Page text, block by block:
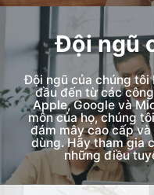
Đội ngũ
Đội ngũ của chúng tôi
đầu đến từ các
Apple, Google và
môn của họ, chúng
đám mây cao cấp
dùng. Hãy tham gia
những điều